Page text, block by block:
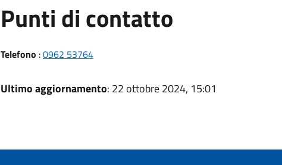
Punti di contatto
Telefono :0962 53764
Ultimo aggiornamento: 22 ottobre 2024, 15:01